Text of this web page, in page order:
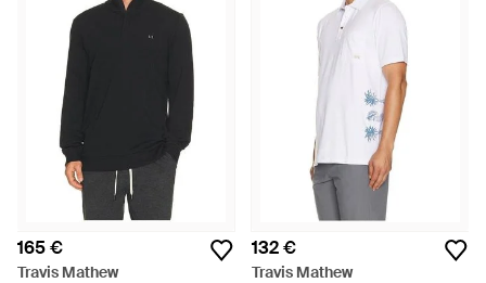
halten. Folgen Sie den Spuren von PGA-Golfpros wie Charley
Hoffman, Chris Kirk, James Hahn, Luke List und John
Mallinger in den gestreiften Poloshorts, karierten Shorts und
leichten Jacken der Marke.
165 €
Travis Mathew
132 €
Travis Mathew